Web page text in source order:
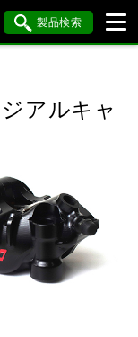
製品検索
ます。
アルキャ